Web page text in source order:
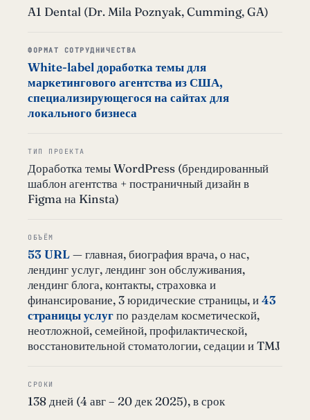
A1 Dental (Dr. Mila Poznyak, Cumming, GA)
ФОРМАТ СОТРУДНИЧЕСТВА
White-label доработка темы для
маркетингового агентства из США,
специализирующегося на сайтах для
локального бизнеса
ТИП ПРОЕКТА
Доработка темы WordPress (брендированный
шаблон агентства + постраничный дизайн в
Figma на Kinsta)
ОБЪЁМ
53 URL— главная, биография врача, о нас,
лендинг услуг, лендинг зон обслуживания,
лендинг блога, контакты, страховка и
финансирование, 3 юридические страницы, и43
страницы услугпо разделам косметической,
неотложной, семейной, профилактической,
восстановительной стоматологии, седации и TMJ
СРОКИ
138 дней (4 авг – 20 дек 2025), в срок